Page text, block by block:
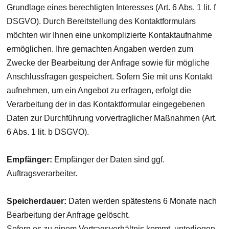
Grundlage eines berechtigten Interesses (Art. 6 Abs. 1 lit. f
DSGVO). Durch Bereitstellung des Kontaktformulars
möchten wir Ihnen eine unkomplizierte Kontaktaufnahme
ermöglichen. Ihre gemachten Angaben werden zum
Zwecke der Bearbeitung der Anfrage sowie für mögliche
Anschlussfragen gespeichert. Sofern Sie mit uns Kontakt
aufnehmen, um ein Angebot zu erfragen, erfolgt die
Verarbeitung der in das Kontaktformular eingegebenen
Daten zur Durchführung vorvertraglicher Maßnahmen (Art.
6 Abs. 1 lit. b DSGVO).
Empfänger: Empfänger der Daten sind ggf.
Auftragsverarbeiter.
Speicherdauer: Daten werden spätestens 6 Monate nach
Bearbeitung der Anfrage gelöscht.